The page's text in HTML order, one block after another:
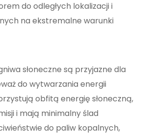
do odległych lokalizacji i
na ekstremalne warunki
słoneczne są przyjazne dla
do wytwarzania energii
obfitą energię słoneczną,
i mają minimalny ślad
do paliw kopalnych,